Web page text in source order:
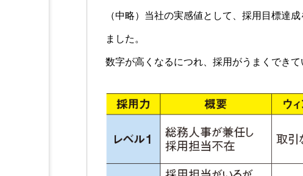
（中略）当社の実感値として、採用目標達
ました。
数字が高くなるにつれ、採用がうまくできて